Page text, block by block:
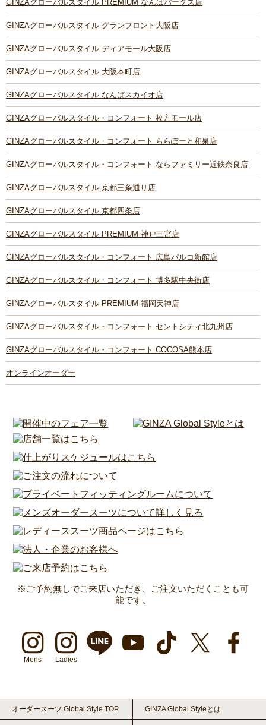
GINZAグローバルスタイル PREMIUM なんばパークス店
GINZAグローバルスタイル グランフロント大阪店
GINZAグローバルスタイル ディアモール大阪店
GINZAグローバルスタイル 大阪本町店
GINZAグローバルスタイル なんばスカイオ店
GINZAグローバルスタイル・コンフォート 枚方モール店
GINZAグローバルスタイル・コンフォート ららぽーと和泉店
GINZAグローバルスタイル・コンフォート ならファミリー近鉄奈良店
GINZAグローバルスタイル 京都三条通り店
GINZAグローバルスタイル 京都四条店
GINZAグローバルスタイル PREMIUM 神戸三宮店
GINZAグローバルスタイル・コンフォート 広島パルコ新館店
GINZAグローバルスタイル・コンフォート 博多駅中央街店
GINZAグローバルスタイル PREMIUM 福岡天神店
GINZAグローバルスタイル・コンフォート セントシティ北九州店
GINZAグローバルスタイル・コンフォート COCOSA熊本店
オンラインオーダー
※ご予約無しでご来店いただき、ご注文いただくことも可
能です。
Mens Ladies
オーダースーツ Global Style TOP GINZA Global Styleとは